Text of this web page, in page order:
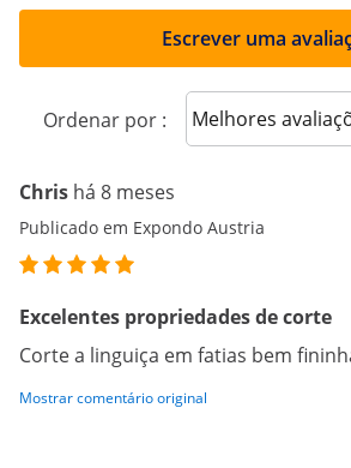
Escrever uma
Ordenar por : Sort reviews
Chris há 8 meses
Publicado em Expondo Austria
Excelentes propriedades de corte
Corte a linguiça em fatias bem
Mostrar comentário original